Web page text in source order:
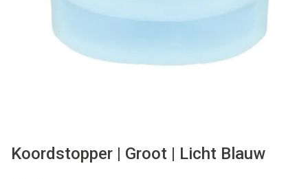
Solden
Koordstopper | Groot | Licht Blauw